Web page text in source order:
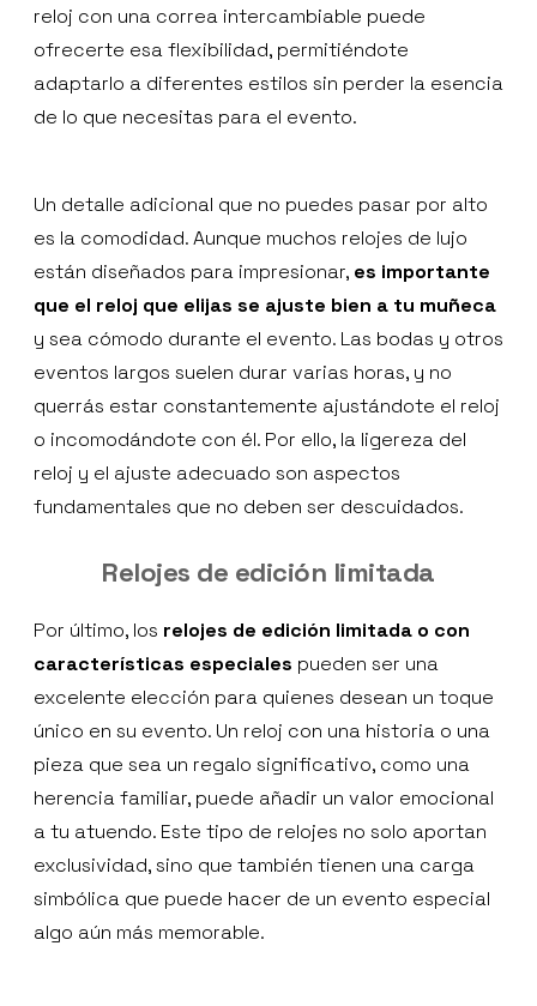
reloj con una correa intercambiable puede
ofrecerte esa flexibilidad, permitiéndote
adaptarlo a diferentes estilos sin perder la esencia
de lo que necesitas para el evento.
Un detalle adicional que no puedes pasar por alto
es la comodidad. Aunque muchos relojes de lujo
están diseñados para impresionar, es importante
que el reloj que elijas se ajuste bien a tu muñeca
y sea cómodo durante el evento. Las bodas y otros
eventos largos suelen durar varias horas, y no
querrás estar constantemente ajustándote el reloj
o incomodándote con él. Por ello, la ligereza del
reloj y el ajuste adecuado son aspectos
fundamentales que no deben ser descuidados.
Relojes de edición limitada
Por último, los relojes de edición limitada o con
características especiales pueden ser una
excelente elección para quienes desean un toque
único en su evento. Un reloj con una historia o una
pieza que sea un regalo significativo, como una
herencia familiar, puede añadir un valor emocional
a tu atuendo. Este tipo de relojes no solo aportan
exclusividad, sino que también tienen una carga
simbólica que puede hacer de un evento especial
algo aún más memorable.